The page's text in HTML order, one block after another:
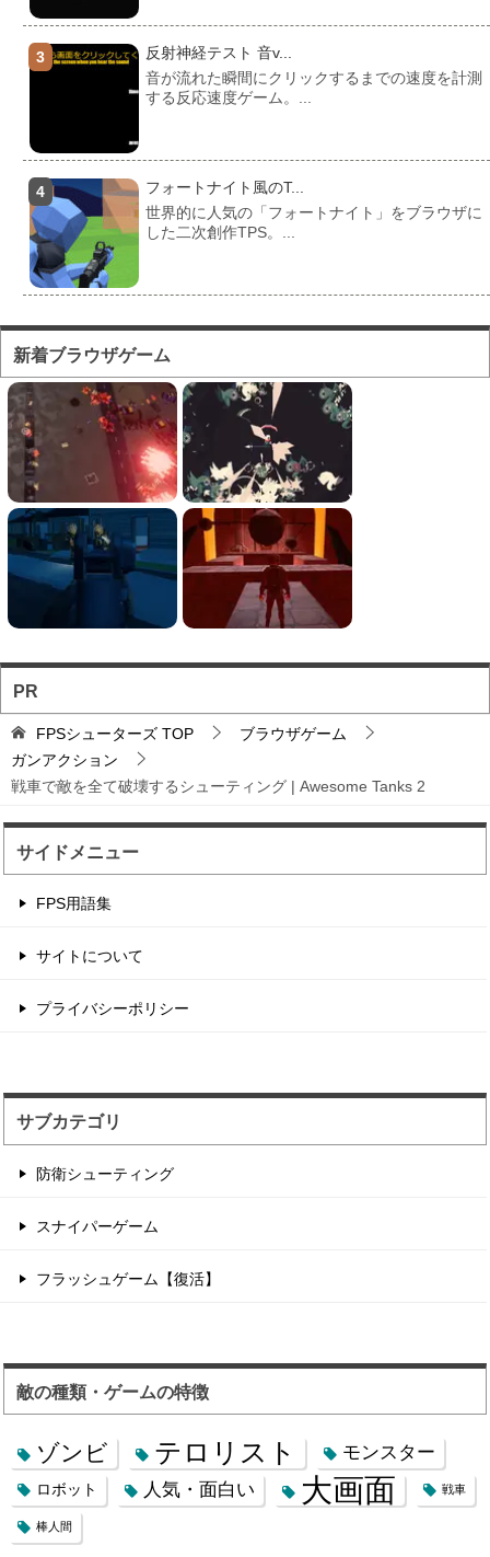
反射神経テスト 音v...
音が流れた瞬間にクリックするまでの速度を計測
する反応速度ゲーム。...
フォートナイト風のT...
世界的に人気の「フォートナイト」をブラウザに
した二次創作TPS。...
フォートナイト風のマ...
対人ゲームとしてかなり人気の高い「フォートナ
イト」をブラウザで遊...
フォートナイト風の建...
フォートナイト風の建築バトルが楽しめる無料ブ
ラウザTPS。
ソロとチーム戦を様々...
お手軽に対戦バトルを楽しめるのが魅力のブラウ
バトロワFPS対戦ゲ...
2つのチームに別れてデスマッチ形式のフラッグ
新着ブラウザゲーム
PR
FPSシューターズ TOP
ブラウザゲーム
ガンアクション
戦車で敵を全て破壊するシューティング | Awesome Tanks 2
サイドメニュー
FPS用語集
サイトについて
プライバシーポリシー
サブカテゴリ
防衛シューティング
スナイパーゲーム
フラッシュゲーム【復活】
敵の種類・ゲームの特徴
ゾンビ テロリスト モンスター
ロボット 人気・面白い 大画面 戦車
棒人間